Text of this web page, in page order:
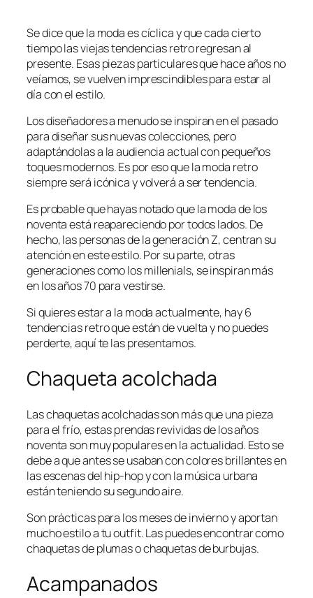
Se dice que la moda es cíclica y que cada cierto
tiempo las viejas tendencias retro regresan al
presente. Esas piezas particulares que hace años no
veíamos, se vuelven imprescindibles para estar al
día con el estilo.
Los diseñadores a menudo se inspiran en el pasado
para diseñar sus nuevas colecciones, pero
adaptándolas a la audiencia actual con pequeños
toques modernos. Es por eso que la moda retro
siempre será icónica y volverá a ser tendencia.
Es probable que hayas notado que la moda de los
noventa está reapareciendo por todos lados. De
hecho, las personas de la generación Z, centran su
atención en este estilo. Por su parte, otras
generaciones como losmillenials, se inspiran más
en los años 70 para vestirse.
Si quieres estar a la moda actualmente, hay 6
tendencias retro que están de vuelta y no puedes
perderte, aquí te las presentamos.
Chaqueta acolchada
Las chaquetas acolchadas son más que una pieza
para el frío, estas prendas revividas de los años
noventa son muy populares en la actualidad. Esto se
debe a que antes se usaban con colores brillantes en
las escenas del hip-hop y con la música urbana
están teniendo su segundo aire.
Son prácticas para los meses de invierno y aportan
mucho estilo a tuoutfit. Las puedes encontrar como
chaquetas de plumas o chaquetas de burbujas.
Acampanados